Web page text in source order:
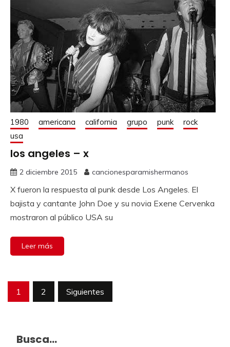
1980 americana california grupo punk
rock
usa
los angeles – x
2 diciembre 2015 cancionesparamishermanos
X fueron la respuesta al punk desde Los Angeles. El
bajista y cantante John Doe y su novia Exene Cervenka
mostraron al público USA su
Leer más
1 2 Siguientes
Busca…